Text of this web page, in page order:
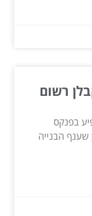
רשום
בפנקס
שענף הבנייה